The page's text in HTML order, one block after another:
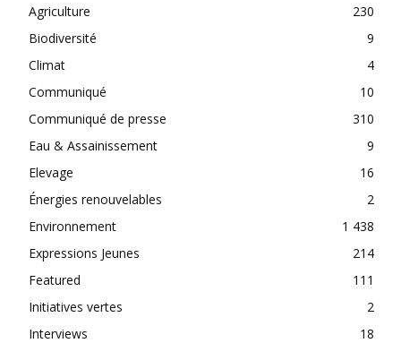
Agriculture
230
Biodiversité
9
Climat
4
Communiqué
10
Communiqué de presse
310
Eau & Assainissement
9
Elevage
16
Énergies renouvelables
2
Environnement
1 438
Expressions Jeunes
214
Featured
111
Initiatives vertes
2
Interviews
18